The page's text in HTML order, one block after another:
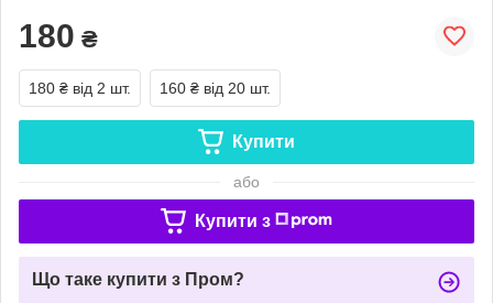
180 ₴
180 ₴ від 2 шт. 160 ₴ від 20 шт.
Купити
або
Купити з
Що таке купити з Пром?